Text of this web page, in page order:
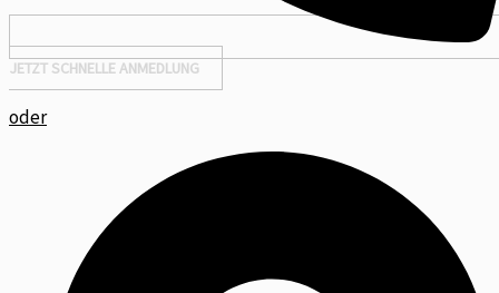
JETZT SCHNELLE ANMEDLUNG
oder